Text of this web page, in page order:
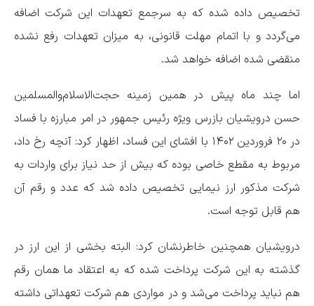
تخصیص داده شده که به سرجمع تعهدات این شرکت اضافه
می‌گردد و با اتمام مهلت قانونی، به میزان تعهدات رفع نشده
منقضی شده اضافه خواهد شد.
اما چند ماه پیش در همین زمینه حجت‌الاسلام‌والمسلمین
حسن درویشیان بازرس ویژه رئیس جمهور در امر مبارزه با فساد
در ۲۰ فروردین ۱۴۰۲ با افشای این فساد، اظهار کرد: آنچه رخ داد،
مربوط به مقطع خاصی بوده که بیش از حد نیاز برای واردات به
شرکت مذکور ارز نیمایی تخصیص داده شد که عدد و رقم آن
هم قابل توجه است.
درویشیان همچنین خاطرنشان کرد: البته بخشی از این ارز در
گذشته به این شرکت پرداخت شده که به اعتقاد ما همان رقم
هم نباید پرداخت می‌شد و در مواردی هم شرکت تعهداتی داشته